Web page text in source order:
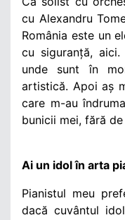
cu Alexandru
România este un
cu siguranță,
unde sunt în
artistică. Apoi aș
care m-au
bunicii mei, fără
Ai un idol în arta
Pianistul meu
dacă cuvântul